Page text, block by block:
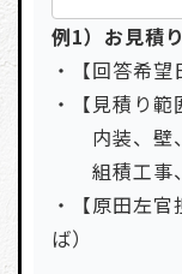
例1）お見積
・【回答希
・【見積り範
内装、壁
組積工事
・【原田左
ば）